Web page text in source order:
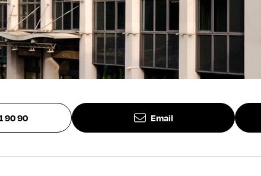
90 90 Email